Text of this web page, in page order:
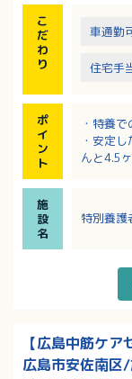
こ
だ
わ
り
車通勤
住宅手
ポ
イ
ン
ト
・特養
・安定
んと4.5
業したい
施
設
名
特別養護
【広島中筋ケア
広島市安佐南区